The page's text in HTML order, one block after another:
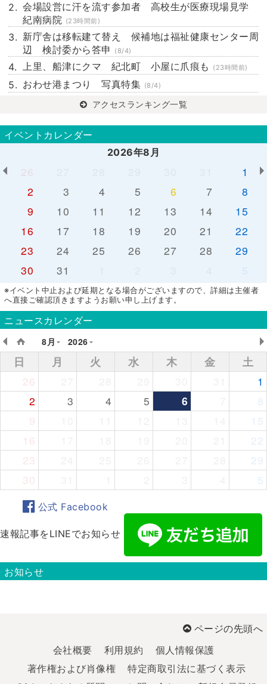
会場設営に汗を流す参加者 高校生が医療現場見学
紀南病院 (23時間前)
新庁舎は移転建て替え 候補地は福祉健康センター周
辺 検討委から答申
(8/4)
上里、船津にクマ 紀北町 小屋に爪痕も (23時間前)
おわせ港まつり 写真特集 (8/4)
アクセスランキング一覧
イベントカレンダー
2026年8月
26
1
2
3 4 5 6 7
8
9
10 11 12 13 14
15
16
17 18 19 20 21
22
23
24 25 26 27 28
29
30
31 5
※イベント中止および延期となる場合がございますので、詳細は主催者
へ直接ご確認頂きますようお願い申し上げます。
ニュースカレンダー
8月
2026
日 月 火 水 木 金
土
26
1
2
3 4 5 6
8
9
15
16
22
23
29
30
5
公式 Facebook
速報記事をLINEでお知らせ
お知らせ
ページの先頭へ
会社概要
利用規約
個人情報保護
著作権および肖像権
特定商取引法に基づく表示